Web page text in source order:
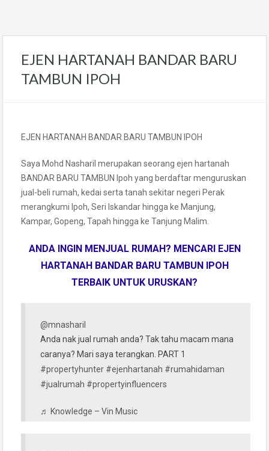
EJEN HARTANAH BANDAR BARU
TAMBUN IPOH
EJEN HARTANAH BANDAR BARU TAMBUN IPOH
Saya Mohd Nasharil merupakan seorang ejen hartanah
BANDAR BARU TAMBUN Ipoh yang berdaftar menguruskan
jual-beli rumah, kedai serta tanah sekitar negeri Perak
merangkumi Ipoh, Seri Iskandar hingga ke Manjung,
Kampar, Gopeng, Tapah hingga ke Tanjung Malim.
ANDA INGIN MENJUAL RUMAH? MENCARI EJEN
HARTANAH BANDAR BARU TAMBUN IPOH
TERBAIK UNTUK URUSKAN?
@mnasharil
Anda nak jual rumah anda? Tak tahu macam mana
caranya? Mari saya terangkan. PART 1
#propertyhunter #ejenhartanah #rumahidaman
#jualrumah #propertyinfluencers
♬ Knowledge – Vin Music